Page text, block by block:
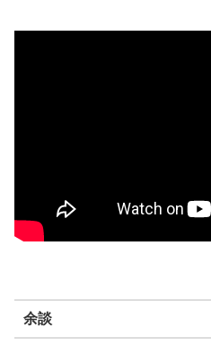
余談